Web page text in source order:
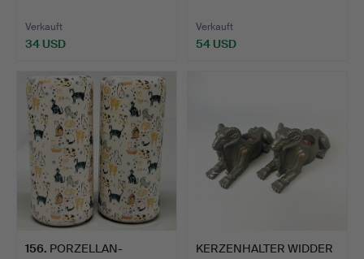
Verkauft
34 USD
Verkauft
54 USD
156. PORZELLAN-
KERZENHALTER WIDDER